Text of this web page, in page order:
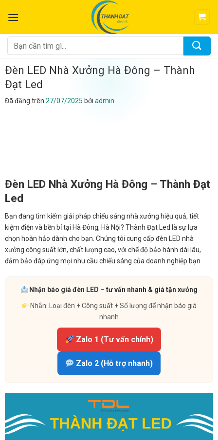
đến
dung
Tìm
kiếm:
Đèn LED Nhà Xưởng Hà Đông – Thành
Đạt Led
Đã đăng trên 27/07/2025 bởi admin
Đèn LED Nhà Xưởng Hà Đông – Thành Đạt
Led
Bạn đang tìm kiếm giải pháp chiếu sáng nhà xưởng hiệu quả, tiết
kiệm điện và bền bỉ tại Hà Đông, Hà Nội? Thành Đạt Led là sự lựa
chọn hoàn hảo dành cho bạn. Chúng tôi cung cấp đèn LED nhà
xưởng công suất lớn, chất lượng cao, với chế độ bảo hành dài lâu,
đảm bảo đáp ứng mọi nhu cầu chiếu sáng của doanh nghiệp bạn.
Nhận báo giá đèn LED – tư vấn nhanh & giá tận xưởng
Nhắn: Loại đèn + Công suất + Số lượng để nhận báo giá
nhanh
Zalo 1 (Tư vấn chính)
Zalo 2 (Hỗ trợ nhanh)